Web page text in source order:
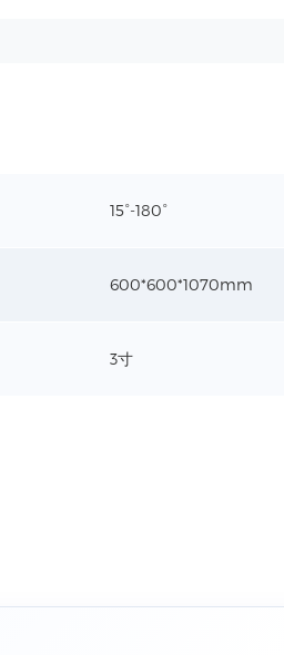
15°-180°
600*600*1070mm
3寸